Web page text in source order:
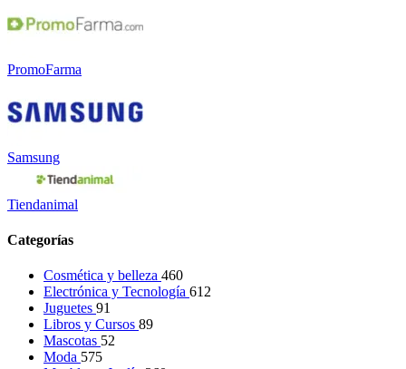
PromoFarma
Samsung
Tiendanimal
Categorías
Cosmética y belleza 460
Electrónica y Tecnología 612
Juguetes 91
Libros y Cursos 89
Mascotas 52
Moda 575